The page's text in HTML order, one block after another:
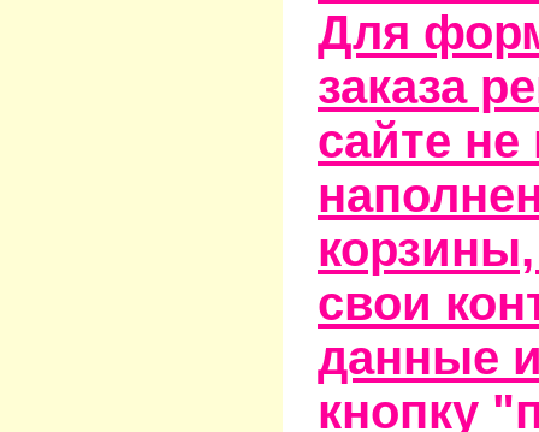
Для
заказа
сайте
свои
данные
кнопку